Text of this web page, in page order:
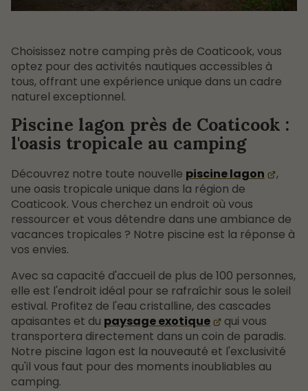
Choisissez notre camping près de Coaticook, vous
optez pour des activités nautiques accessibles à
tous, offrant une expérience unique dans un cadre
naturel exceptionnel.
Piscine lagon près de Coaticook :
l'oasis tropicale au camping
Découvrez notre toute nouvelle piscine lagon
,
une oasis tropicale unique dans la région de
Coaticook. Vous cherchez un endroit où vous
ressourcer et vous détendre dans une ambiance de
vacances tropicales ? Notre piscine est la réponse à
vos envies.
Avec sa capacité d'accueil de plus de 100 personnes,
elle est l'endroit idéal pour se rafraîchir sous le soleil
estival. Profitez de l'eau cristalline, des cascades
apaisantes et du paysage exotique
qui vous
transportera directement dans un coin de paradis.
Notre piscine lagon est la nouveauté et l'exclusivité
qu'il vous faut pour des moments inoubliables au
camping.